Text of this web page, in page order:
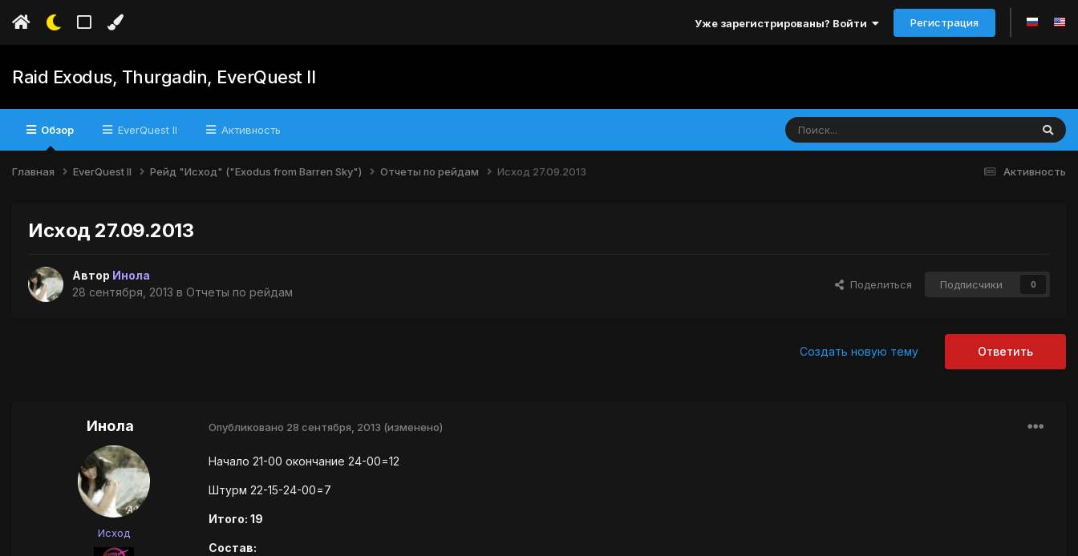
Уже зарегистрированы? Войти Регистрация
Raid Exodus, Thurgadin, EverQuest II
Обзор EverQuest II Активность
Активность
Главная EverQuest II Рейд "Исход" ("Exodus from Barren Sky") Отчеты по рейдам Исход 27.09.2013
Исход 27.09.2013
Автор Инола
28 сентября, 2013 в Отчеты по рейдам
Поделиться Подписчики 0
Ответить
Создать новую тему
Инола
Исход
Опубликовано 28 сентября, 2013 (изменено)
Начало 21-00 окончание 24-00=12
Штурм 22-15-24-00=7
Итого: 19
Состав: